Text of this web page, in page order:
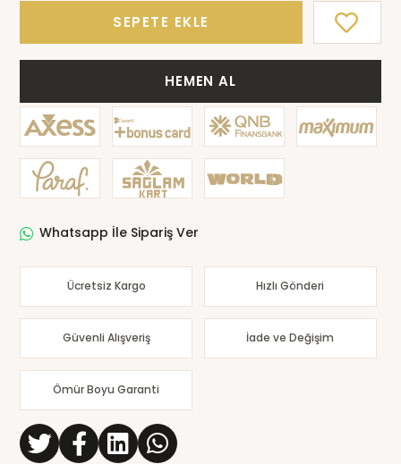
SEPETE EKLE
HEMEN AL
Whatsapp İle Sipariş Ver
Ücretsiz Kargo Hızlı Gönderi
Güvenli Alışveriş İade ve Değişim
Ömür Boyu Garanti